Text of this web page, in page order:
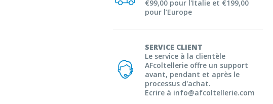
€99,00 pour l'Italie et €199,00
pour l’Europe
SERVICE CLIENT
Le service à la clientèle
AFcoltellerie offre un support
avant, pendant et après le
processus d'achat.
Ecrire à info@afcoltellerie.com